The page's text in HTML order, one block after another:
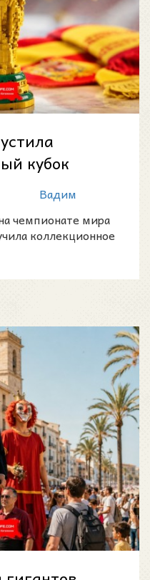
кубок
в честь
на ЧМ-2026
Вадим
чемпионате мира
коллекционное